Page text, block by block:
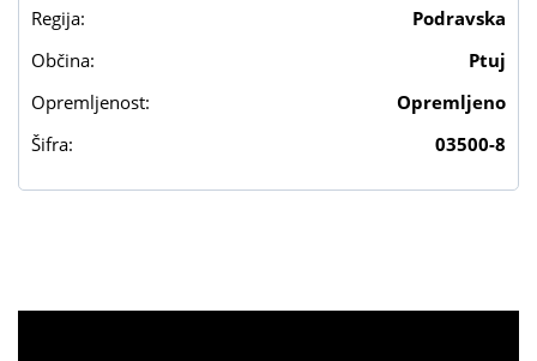
Regija:
Podravska
Občina:
Ptuj
Opremljenost:
Opremljeno
Šifra:
03500-8